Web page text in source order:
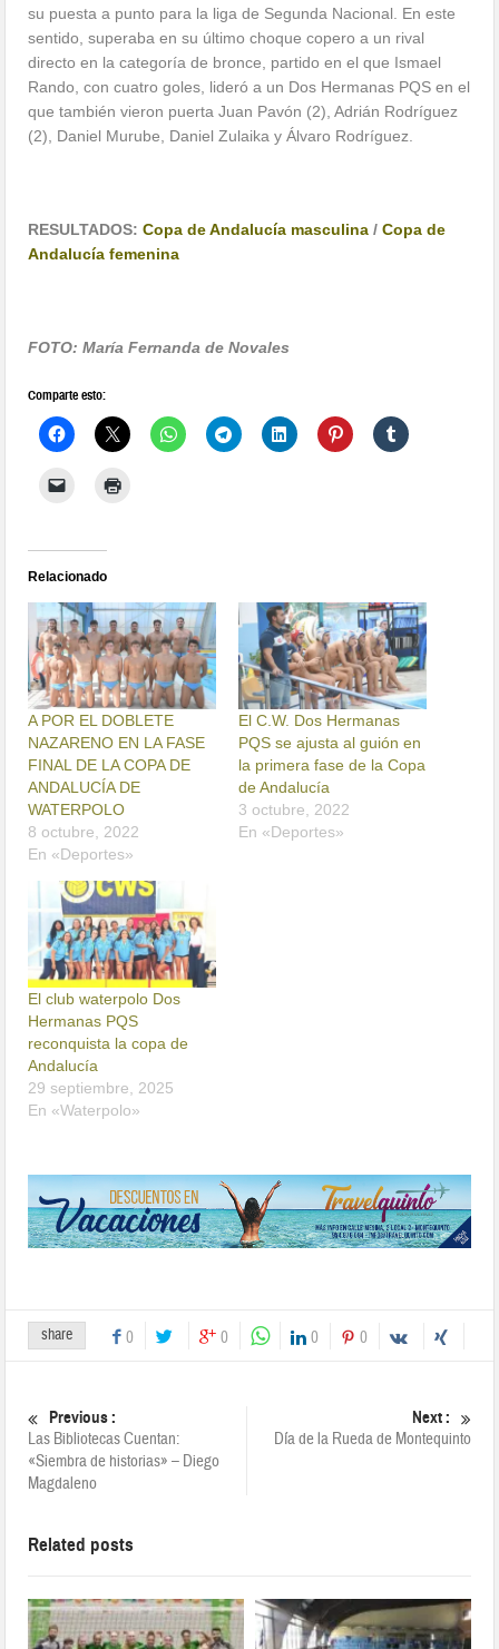
su puesta a punto para la liga de Segunda Nacional. En este
sentido, superaba en su último choque copero a un rival
directo en la categoría de bronce, partido en el que Ismael
Rando, con cuatro goles, lideró a un Dos Hermanas PQS en el
que también vieron puerta Juan Pavón (2), Adrián Rodríguez
(2), Daniel Murube, Daniel Zulaika y Álvaro Rodríguez.
RESULTADOS:Copa de Andalucía masculina /Copa de
Andalucía femenina
FOTO: María Fernanda de Novales
Comparte esto:
Relacionado
A POR EL DOBLETE
NAZARENO EN LA FASE
FINAL DE LA COPA DE
ANDALUCÍA DE
WATERPOLO
8 octubre, 2022
En «Deportes»
El C.W. Dos Hermanas
PQS se ajusta al guión en
la primera fase de la Copa
de Andalucía
3 octubre, 2022
En «Deportes»
El club waterpolo Dos
Hermanas PQS
reconquista la copa de
Andalucía
29 septiembre, 2025
En «Waterpolo»
share 0 0 0 0
Previous :
Las Bibliotecas Cuentan:
«Siembra de historias» – Diego
Magdaleno
Next :
Día de la Rueda de Montequinto
Related posts